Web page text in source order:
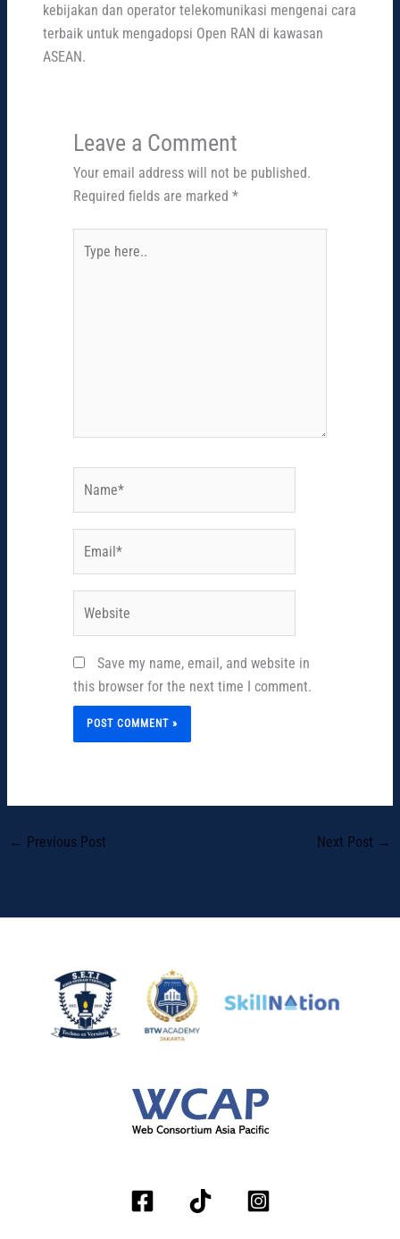
kebijakan dan operator telekomunikasi mengenai cara
terbaik untuk mengadopsi Open RAN di kawasan
ASEAN.
Leave a Comment
Your email address will not be published.
Required fields are marked *
here..
Save my name, email, and website in
this browser for the next time I comment.
← Previous Post Next Post →